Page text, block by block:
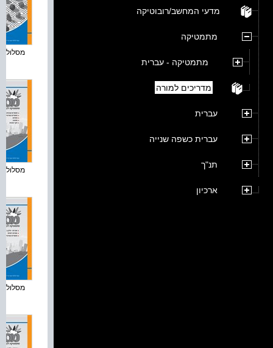
מדעי המחשב/רובוטיקה
מתמטיקה
מתמטיקה - עברית
מדריכים למורה
עברית
עברית כשפה שנייה
תנ"ך
ארכיון